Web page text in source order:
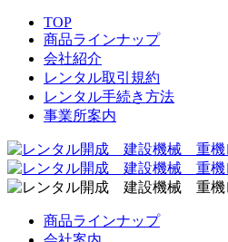
TOP
商品ラインナップ
会社紹介
レンタル取引規約
レンタル手続き方法
事業所案内
商品ラインナップ